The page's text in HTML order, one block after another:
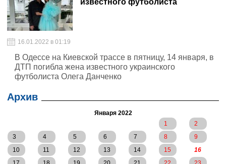
известного футболиста
16.01.2022 в 01:19
В Одессе на Киевской трассе в пятницу, 14 января, в
ДТП погибла жена известного украинского
футболиста Олега Данченко
Архив
Января 2022
1
2
3
4 5 6 7 8
9
10
11 12 13 14 15
16